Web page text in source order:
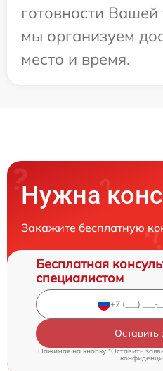
готовности Вашей
мы организуем
место и время.
Нужна
Закажите бесплатную
Бесплатная
специалистом
Оставить
Нажимая на кнопку "Оставить